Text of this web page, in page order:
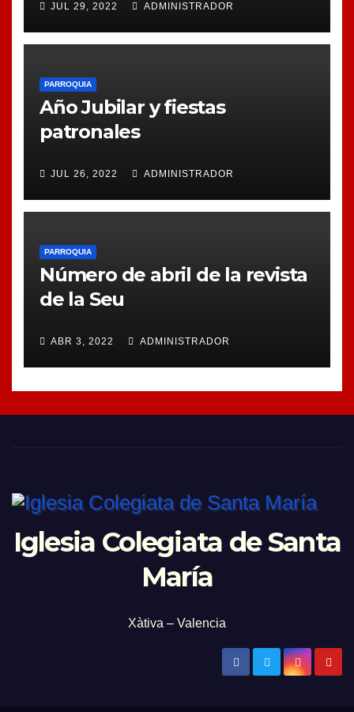
JUL 29, 2022 ADMINISTRADOR
PARROQUIA
Año Jubilar y fiestas
patronales
JUL 26, 2022 ADMINISTRADOR
PARROQUIA
Número de abril de la revista
de la Seu
ABR 3, 2022 ADMINISTRADOR
Iglesia Colegiata de Santa
María
Xàtiva – Valencia